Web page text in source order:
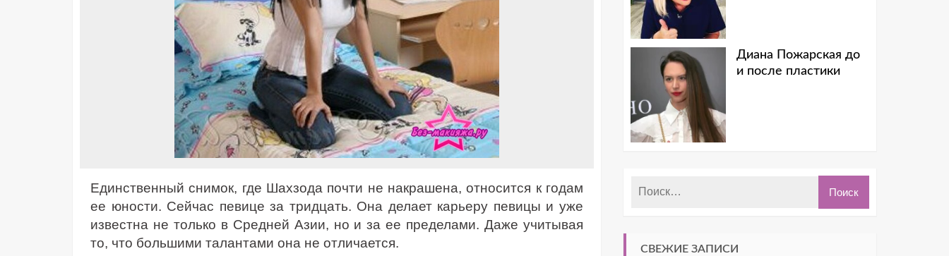
Единственный снимок, где Шахзода почти не накрашена, относится к годам
ее юности. Сейчас певице за тридцать. Она делает карьеру певицы и уже
известна не только в Средней Азии, но и за ее пределами. Даже учитывая
то, что большими талантами она не отличается.
Диана Пожарская до
и после пластики
СВЕЖИЕ ЗАПИСИ